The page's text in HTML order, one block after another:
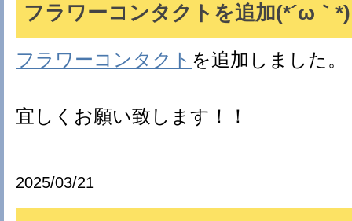
フラワーコンタクトを追加(*´ω｀*)
フラワーコンタクト を追加しました。
宜しくお願い致します！！
2025/03/21